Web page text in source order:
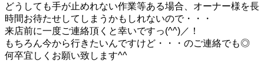
どうしても手が止めれない作業等ある場合、オーナー様を長
時間お待たせしてしまうかもしれないので・・・
来店前に一度ご連絡頂くと幸いですっ(^^)／！
もちろん今から行きたいんですけど・・・のご連絡でも◎
何卒宜しくお願い致します^^